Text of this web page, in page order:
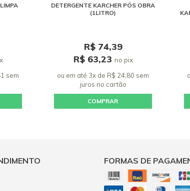
sem
DETERGENTE KARCHER PÓS OBRA
(1LITRO)
R$ 74,39
R$ 63,23 no pix
ou em até 3x de R$ 24,80 sem
juros no cartão
COMPRAR
FORMAS DE